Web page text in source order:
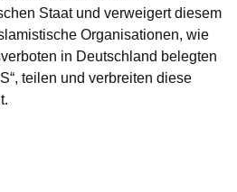
Staat und verweigert diesem
Organisationen, wie
in Deutschland belegten
teilen und verbreiten diese